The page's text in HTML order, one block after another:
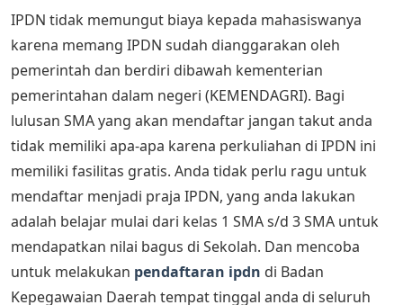
IPDN tidak memungut biaya kepada mahasiswanya
karena memang IPDN sudah dianggarakan oleh
pemerintah dan berdiri dibawah kementerian
pemerintahan dalam negeri (KEMENDAGRI). Bagi
lulusan SMA yang akan mendaftar jangan takut anda
tidak memiliki apa-apa karena perkuliahan di IPDN ini
memiliki fasilitas gratis. Anda tidak perlu ragu untuk
mendaftar menjadi praja IPDN, yang anda lakukan
adalah belajar mulai dari kelas 1 SMA s/d 3 SMA untuk
mendapatkan nilai bagus di Sekolah. Dan mencoba
untuk melakukan pendaftaran ipdn di Badan
Kepegawaian Daerah tempat tinggal anda di seluruh